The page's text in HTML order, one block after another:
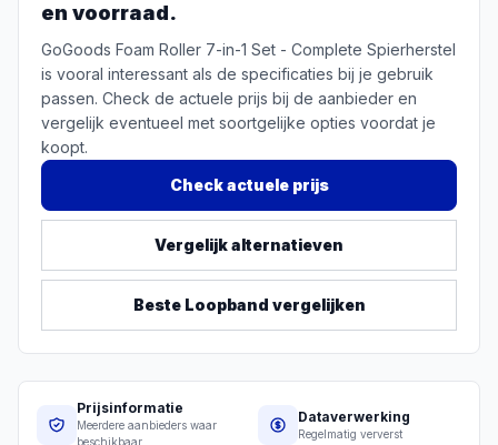
en voorraad.
GoGoods Foam Roller 7-in-1 Set - Complete Spierherstel
is vooral interessant als de specificaties bij je gebruik
passen. Check de actuele prijs bij de aanbieder en
vergelijk eventueel met soortgelijke opties voordat je
koopt.
Check actuele prijs
Vergelijk alternatieven
Beste Loopband vergelijken
Prijsinformatie
Meerdere aanbieders waar
beschikbaar
Dataverwerking
Regelmatig ververst